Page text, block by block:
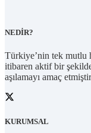
NEDİR?
Türkiye’nin tek mutlu
itibaren aktif bir
aşılamayı amaç
KURUMSAL